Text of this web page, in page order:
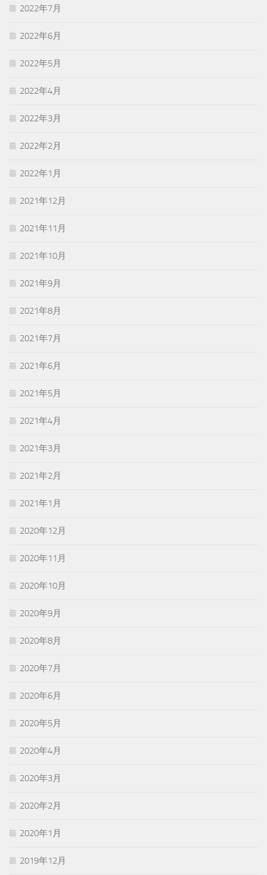
2022年7月
2022年6月
2022年5月
2022年4月
2022年3月
2022年2月
2022年1月
2021年12月
2021年11月
2021年10月
2021年9月
2021年8月
2021年7月
2021年6月
2021年5月
2021年4月
2021年3月
2021年2月
2021年1月
2020年12月
2020年11月
2020年10月
2020年9月
2020年8月
2020年7月
2020年6月
2020年5月
2020年4月
2020年3月
2020年2月
2020年1月
2019年12月